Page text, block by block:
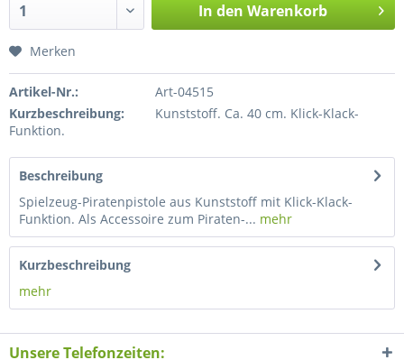
In den Warenkorb
Merken
Artikel-Nr.:
Art-04515
Kurzbeschreibung:
Kunststoff. Ca. 40 cm. Klick-Klack-
Funktion.
Beschreibung
Spielzeug-Piratenpistole aus Kunststoff mit Klick-Klack-
Funktion. Als Accessoire zum Piraten-... mehr
Kurzbeschreibung
mehr
Unsere Telefonzeiten: